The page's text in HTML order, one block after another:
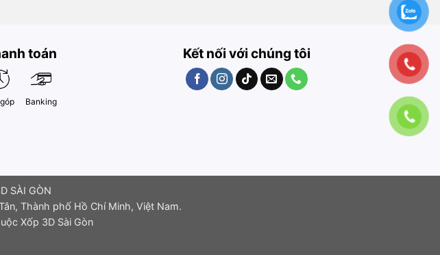
toán
Banking
Kết nối với chúng tôi
SÀI GÒN
Thành phố Hồ Chí Minh, Việt Nam.
Xốp 3D Sài Gòn